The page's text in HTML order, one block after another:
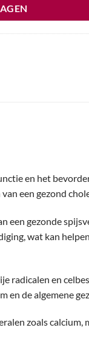
en het
een gezond
een gezonde
wat kan
radicalen en
de algemene
zoals calcium,